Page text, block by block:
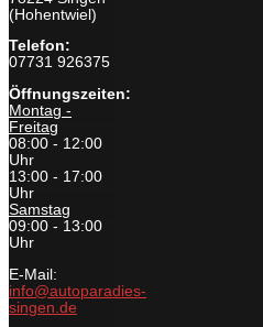
(Hohentwiel)
Telefon:
07731 926375
Öffnungszeiten:
Montag -
Freitag
08:00 - 12:00
Uhr
13:00 - 17:00
Uhr
Samstag
09:00 - 13:00
Uhr
E-Mail:
info@autoparadies-
singen.de